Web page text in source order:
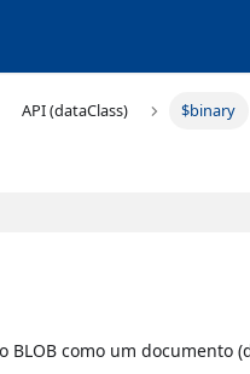
API (dataClass) $binary
BLOB como um documento